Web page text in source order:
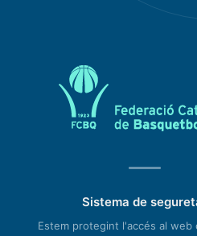
Sistema de
Estem protegint l'accés al web